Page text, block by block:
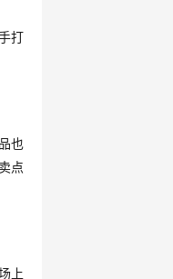
打
也
点
上